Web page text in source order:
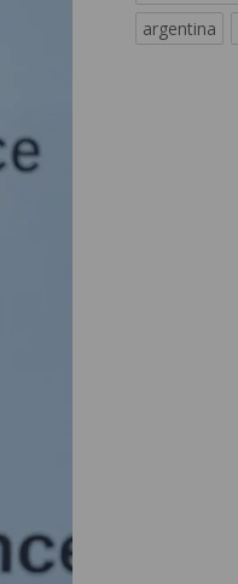
argentina